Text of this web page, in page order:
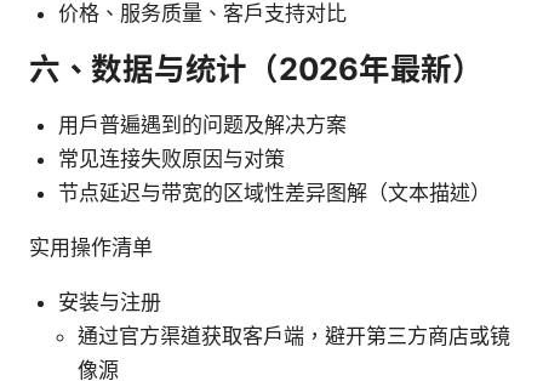
价格、服务质量、客户支持对比
六、数据与统计（2026年最新）
用户普遍遇到的问题及解决方案
常见连接失败原因与对策
节点延迟与带宽的区域性差异图解（文本描述）
实用操作清单
安装与注册
通过官方渠道获取客户端，避开第三方商店或镜
像源